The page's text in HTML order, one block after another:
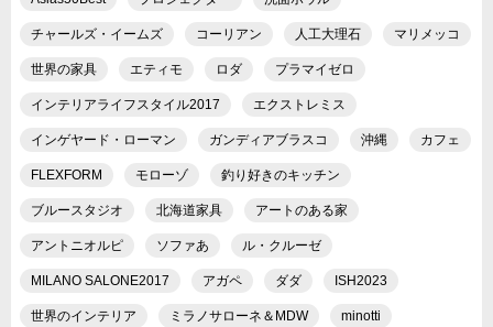
チャールズ・イームズ コーリアン 人工大理石 マリメッコ
世界の家具 エティモ ロダ プラマイゼロ
インテリアライフスタイル2017 エクストレミス
インゲヤード・ローマン ガンディアブラスコ 沖縄 カフェ
FLEXFORM モローゾ 釣り好きのキッチン
ブルースタジオ 北海道家具 アートのある家
アントニオルピ ソファあ ル・クルーゼ
MILANO SALONE2017 アガペ ダダ ISH2023
世界のインテリア ミラノサローネ＆MDW minotti